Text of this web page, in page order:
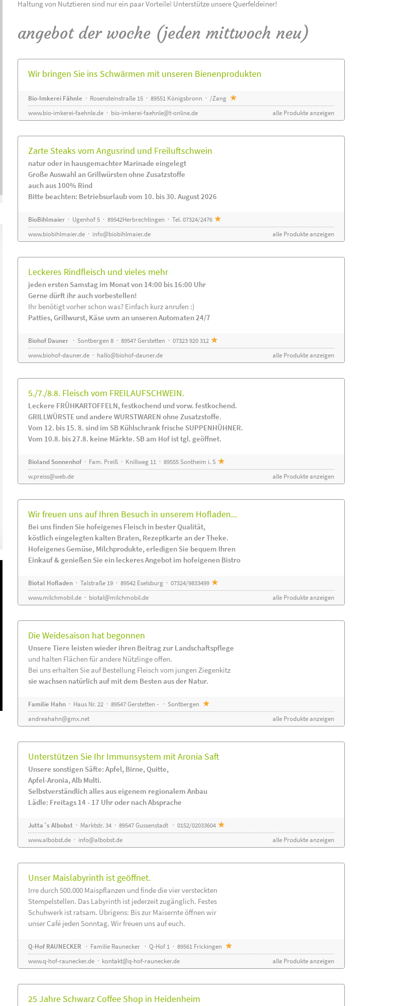
Haltung von Nutztieren sind nur ein paar Vorteile! Unterstütze unsere Querfeldeiner!
angebot der woche (jeden mittwoch neu)
Wir bringen Sie ins Schwärmen mit unseren Bienenprodukten
Bio-Imkerei Fähnle · Rosensteinstraße 15 · 89551 Königsbronn · /Zang
www.bio-imkerei-faehnle.de· bio-imkerei-faehnle@t-online.de alle Produkte anzeigen
Zarte Steaks vom Angusrind und Freiluftschwein
natur oder in hausgemachter Marinade eingelegt
Große Auswahl an Grillwürsten ohne Zusatzstoffe
auch aus 100% Rind
Bitte beachten: Betriebsurlaub vom 10. bis 30. August 2026
BioBihlmaier· Ugenhof 5 · 89542Herbrechtingen · Tel. 07324/2476
www.biobihlmaier.de· info@biobihlmaier.de alle Produkte anzeigen
Leckeres Rindfleisch und vieles mehr
jeden ersten Samstag im Monat von 14:00 bis 16:00 Uhr
Gerne dürft ihr auch vorbestellen!
Ihr benötigt vorher schon was? Einfach kurz anrufen :)
Patties, Grillwurst, Käse uvm an unseren Automaten 24/7
Biohof Dauner · Sontbergen 8 · 89547 Gerstetten · 07323 920 312
www.biohof-dauner.de· hallo@biohof-dauner.de alle Produkte anzeigen
5./7./8.8. Fleisch vom FREILAUFSCHWEIN.
Leckere FRÜHKARTOFFELN, festkochend und vorw. festkochend.
GRILLWÜRSTE und andere WURSTWAREN ohne Zusatzstoffe.
Vom 12. bis 15. 8. sind im SB Kühlschrank frische SUPPENHÜHNER.
Vom 10.8. bis 27.8. keine Märkte. SB am Hof ist tgl. geöffnet.
Bioland Sonnenhof· Fam. Preiß · Knillweg 11 · 89555 Sontheim i. S
w.preiss@web.de
alle Produkte anzeigen
Wir freuen uns auf Ihren Besuch in unserem Hofladen...
Bei uns finden Sie hofeigenes Fleisch in bester Qualität,
köstlich eingelegten kalten Braten, Rezeptkarte an der Theke.
Hofeigenes Gemüse, Milchprodukte, erledigen Sie bequem Ihren
Einkauf & genießen Sie ein leckeres Angebot im hofeigenen Bistro
Biotal Hofladen· Talstraße 19 · 89542 Eselsburg · 07324/9833499
www.milchmobil.de· biotal@milchmobil.de alle Produkte anzeigen
Die Weidesaison hat begonnen
Unsere Tiere leisten wieder ihren Beitrag zur Landschaftspflege
und halten Flächen für andere Nützlinge offen.
Bei uns erhalten Sie auf Bestellung Fleisch vom jungen Ziegenkitz
sie wachsen natürlich auf mit dem Besten aus der Natur.
Familie Hahn· Haus Nr. 22 · 89547 Gerstetten - · Sontbergen
andreahahn@gmx.net
alle Produkte anzeigen
Unterstützen Sie Ihr Immunsystem mit Aronia Saft
Unsere sonstigen Säfte: Apfel, Birne, Quitte,
Apfel-Aronia, Alb Multi.
Selbstverständlich alles aus eigenem regionalem Anbau
Lädle: Freitags 14 - 17 Uhr oder nach Absprache
Jutta´s Albobst· Marktstr. 34 · 89547 Gussenstadt · 0152/02033604
www.albobst.de· info@albobst.de alle Produkte anzeigen
Unser Maislabyrinth ist geöffnet.
Irre durch 500.000 Maispflanzen und finde die vier versteckten
Stempelstellen. Das Labyrinth ist jederzeit zugänglich. Festes
Schuhwerk ist ratsam. Übrigens: Bis zur Maisernte öffnen wir
unser Café jeden Sonntag. Wir freuen uns auf euch.
Q-Hof RAUNECKER
· Familie Raunecker · Q-Hof 1 · 89561 Frickingen
www.q-hof-raunecker.de· kontakt@q-hof-raunecker.de alle Produkte anzeigen
25 Jahre Schwarz Coffee Shop in Heidenheim